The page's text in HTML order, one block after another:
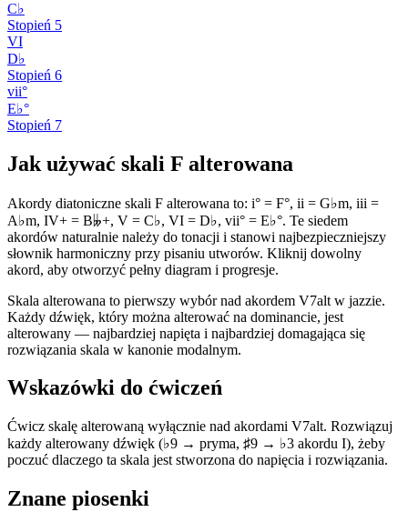
C♭
Stopień 5
VI
D♭
Stopień 6
vii°
E♭°
Stopień 7
Jak używać skali F alterowana
Akordy diatoniczne skali F alterowana to: i° = F°, ii = G♭m, iii =
A♭m, IV+ = B𝄫+, V = C♭, VI = D♭, vii° = E♭°. Te siedem
akordów naturalnie należy do tonacji i stanowi najbezpieczniejszy
słownik harmoniczny przy pisaniu utworów. Kliknij dowolny
akord, aby otworzyć pełny diagram i progresje.
Skala alterowana to pierwszy wybór nad akordem V7alt w jazzie.
Każdy dźwięk, który można alterować na dominancie, jest
alterowany — najbardziej napięta i najbardziej domagająca się
rozwiązania skala w kanonie modalnym.
Wskazówki do ćwiczeń
Ćwicz skalę alterowaną wyłącznie nad akordami V7alt. Rozwiązuj
każdy alterowany dźwięk (♭9 → pryma, ♯9 → ♭3 akordu I), żeby
poczuć dlaczego ta skala jest stworzona do napięcia i rozwiązania.
Znane piosenki